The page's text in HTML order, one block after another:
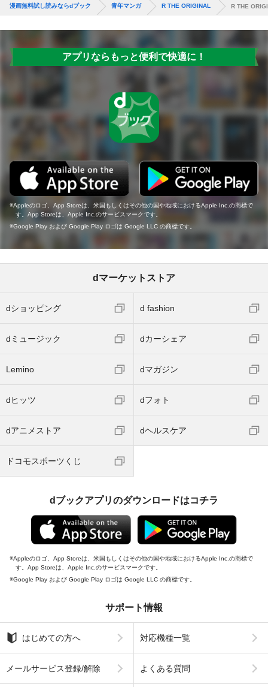
漫画無料試し読みならdブック 青年マンガ R THE ORIGINAL R THE
アプリならもっと便利で快適に！
Appleのロゴ、App Storeは、米国もしくはその他の国や地域におけるApple Inc.の商標で
す。App Storeは、Apple Inc.のサービスマークです。
Google Play および Google Play ロゴは Google LLC の商標です。
dマーケットストア
dショッピング d fashion
dミュージック dカーシェア
Lemino dマガジン
dヒッツ dフォト
dアニメストア dヘルスケア
ドコモスポーツくじ
dブックアプリのダウンロードはコチラ
Appleのロゴ、App Storeは、米国もしくはその他の国や地域におけるApple Inc.の商標で
す。App Storeは、Apple Inc.のサービスマークです。
Google Play および Google Play ロゴは Google LLC の商標です。
サポート情報
はじめての方へ 対応機種一覧
メールサービス登録/解除 よくある質問